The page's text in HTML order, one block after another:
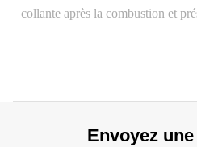
collante après la combustion et
Envoyez